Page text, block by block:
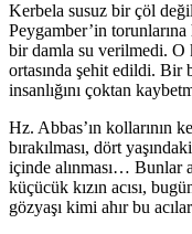
Kerbela susuz bir çöl
Peygamber’in
bir damla su verilmedi. O
ortasında şehit edildi. Bir
insanlığını çoktan
Hz. Abbas’ın kollarının
bırakılması, dört
içinde alınması… Bunlar
küçücük kızın acısı,
gözyaşı kimi ahır bu